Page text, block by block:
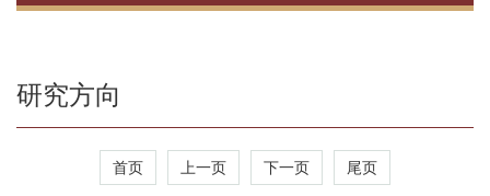
研究方向
首页 上一页 下一页 尾页